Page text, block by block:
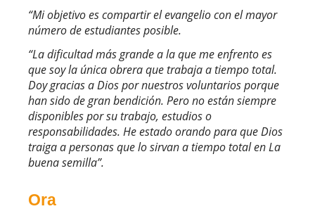
“Mi objetivo es compartir el evangelio con el mayor
número de estudiantes posible.
“La dificultad más grande a la que me enfrento es
que soy la única obrera que trabaja a tiempo total.
Doy gracias a Dios por nuestros voluntarios porque
han sido de gran bendición. Pero no están siempre
disponibles por su trabajo, estudios o
responsabilidades. He estado orando para que Dios
traiga a personas que lo sirvan a tiempo total en La
buena semilla”.
Ora